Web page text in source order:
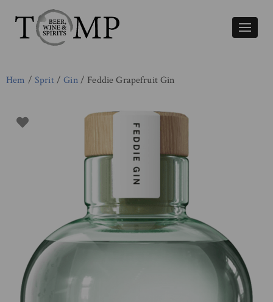
Växla
Hem / Sprit/Gin/ Feddie Grapefruit Gin